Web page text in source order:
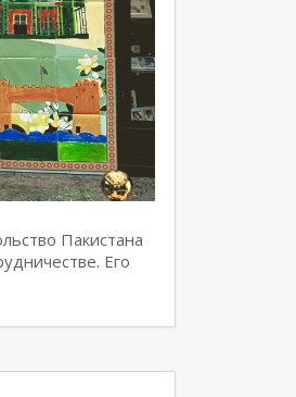
Пакистана
Его